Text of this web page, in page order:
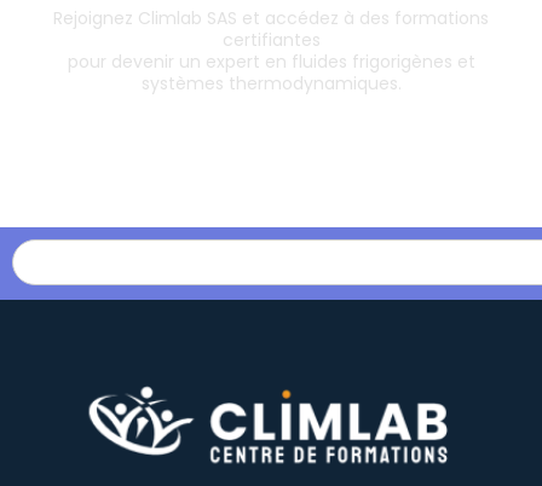
Rejoignez Climlab SAS et accédez à des formations
certifiantes
pour devenir un expert en fluides frigorigènes et
systèmes thermodynamiques.